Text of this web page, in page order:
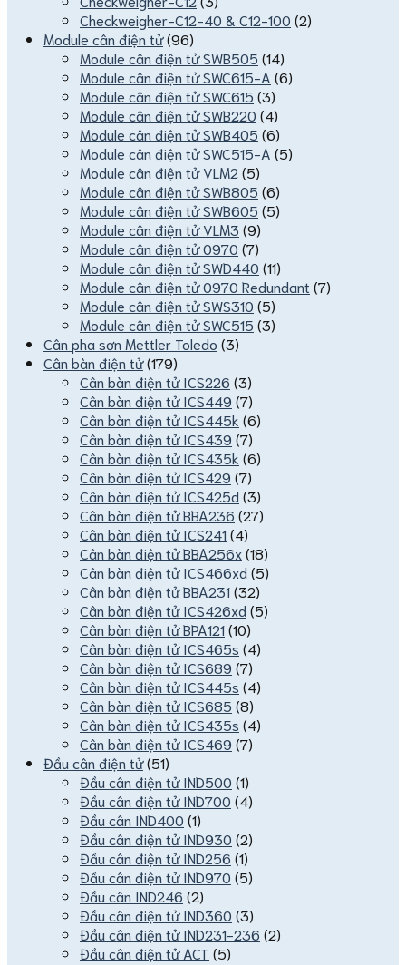
Checkweigher-C12-40 & C12-100 (2)
Module cân điện tử(96)
Module cân điện tử SWB505 (14)
Module cân điện tử SWC615-A (6)
Module cân điện tử SWC615 (3)
Module cân điện tử SWB220 (4)
Module cân điện tử SWB405 (6)
Module cân điện tử SWC515-A (5)
Module cân điện tử VLM2 (5)
Module cân điện tử SWB805 (6)
Module cân điện tử SWB605 (5)
Module cân điện tử VLM3 (9)
Module cân điện tử 0970 (7)
Module cân điện tử SWD440 (11)
Module cân điện tử 0970 Redundant (7)
Module cân điện tử SWS310 (5)
Module cân điện tử SWC515 (3)
Cân pha sơn Mettler Toledo (3)
Cân bàn điện tử(179)
Cân bàn điện tử ICS226 (3)
Cân bàn điện tử ICS449 (7)
Cân bàn điện tử ICS445k (6)
Cân bàn điện tử ICS439 (7)
Cân bàn điện tử ICS435k (6)
Cân bàn điện tử ICS429 (7)
Cân bàn điện tử ICS425d (3)
Cân bàn điện tử BBA236 (27)
Cân bàn điện tử ICS241(4)
Cân bàn điện tử BBA256x(18)
Cân bàn điện tử ICS466xd (5)
Cân bàn điện tử BBA231(32)
Cân bàn điện tử ICS426xd (5)
Cân bàn điện tử BPA121(10)
Cân bàn điện tử ICS465s (4)
Cân bàn điện tử ICS689 (7)
Cân bàn điện tử ICS445s (4)
Cân bàn điện tử ICS685 (8)
Cân bàn điện tử ICS435s (4)
Cân bàn điện tử ICS469 (7)
Đầu cân điện tử(51)
Đầu cân điện tử IND500 (1)
Đầu cân điện tử IND700 (4)
Đầu cân IND400 (1)
Đầu cân điện tử IND930 (2)
Đầu cân điện tử IND256 (1)
Đầu cân điện tử IND970 (5)
Đầu cân IND246 (2)
Đầu cân điện tử IND360 (3)
Đầu cân điện tử IND231-236 (2)
Đầu cân điện tử ACT (5)